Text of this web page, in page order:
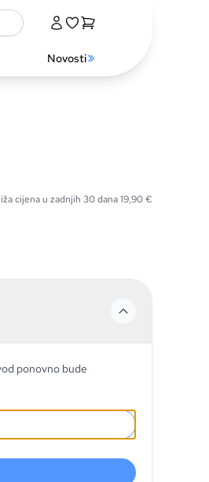
Novosti
cijena u zadnjih 30 dana19,90€
ponovno bude